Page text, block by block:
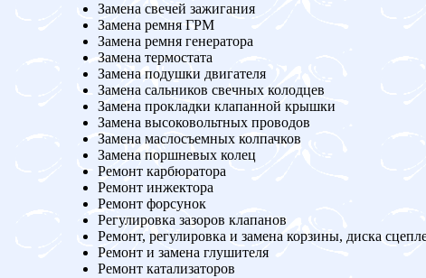
Замена свечей зажигания
Замена ремня ГРМ
Замена ремня генератора
Замена термостата
Замена подушки двигателя
Замена сальников свечных колодцев
Замена прокладки клапанной крышки
Замена высоковольтных проводов
Замена маслосъемных колпачков
Замена поршневых колец
Ремонт карбюратора
Ремонт инжектора
Ремонт форсунок
Регулировка зазоров клапанов
Ремонт, регулировка и замена корзины, диска
Ремонт и замена глушителя
Ремонт катализаторов